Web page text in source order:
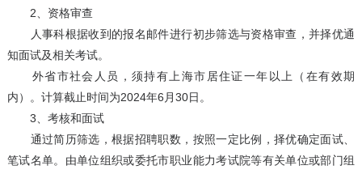
2、资格审查
人事科根据收到的报名邮件进行初步筛选与资格审查，并择优通
知面试及相关考试。
外省市社会人员，须持有上海市居住证一年以上（在有效期
内）。计算截止时间为2024年6月30日。
3、考核和面试
通过简历筛选，根据招聘职数，按照一定比例，择优确定面试、
笔试名单。由单位组织或委托市职业能力考试院等有关单位或部门组